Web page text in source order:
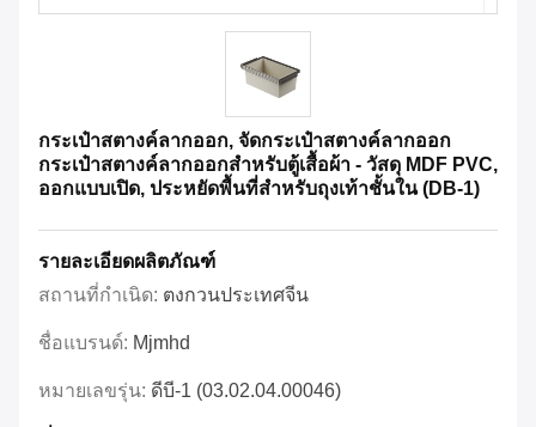
กระเป๋าสตางค์ลากออก, จัดกระเป๋าสตางค์ลากออก
กระเป๋าสตางค์ลากออกสําหรับตู้เสื้อผ้า - วัสดุ MDF PVC,
ออกแบบเปิด, ประหยัดพื้นที่สําหรับถุงเท้าชั้นใน (DB-1)
รายละเอียดผลิตภัณฑ์
สถานที่กำเนิด: ตงกวนประเทศจีน
ชื่อแบรนด์: Mjmhd
หมายเลขรุ่น: ดีบี-1 (03.02.04.00046)